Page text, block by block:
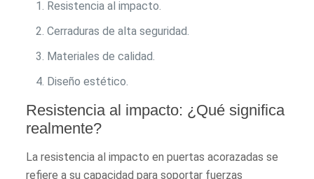
Resistencia al impacto.
Cerraduras de alta seguridad.
Materiales de calidad.
Diseño estético.
Resistencia al impacto: ¿Qué significa
realmente?
La resistencia al impacto en puertas acorazadas se
refiere a su capacidad para soportar fuerzas